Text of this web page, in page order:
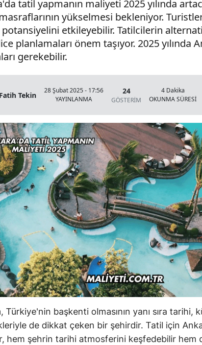
tatil yapmanın maliyeti 2025 yılında
yükselmesi bekleniyor.
etkileyebilir. Tatilcilerin
planlamaları önem taşıyor. 2025
gerekebilir.
Fatih Tekin
28 Şubat 2025 - 17:56
YAYINLANMA
24
GÖSTERİM
4 Dakika
OKUNMA SÜRESİ
Türkiye'nin başkenti olmasının yanı sıra tarihi,
de dikkat çeken bir şehirdir. Tatil için
hem şehrin tarihi atmosferini keşfedebilir hem